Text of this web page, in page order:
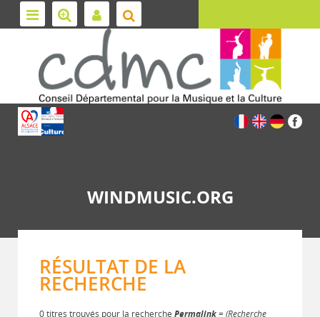
WINDMUSIC.ORG
RÉSULTAT DE LA
RECHERCHE
0 titres trouvés pour la recherche Permalink= (Recherche